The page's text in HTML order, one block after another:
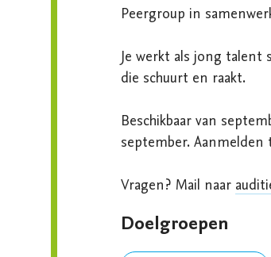
Peergroup in
Je werkt als jong talent
die schuurt en raakt.
Beschikbaar van
september. Aanmelden
Vragen? Mail naar
Doelgroepen